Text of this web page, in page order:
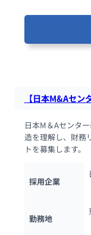
【日本M&Aセ
日本M＆Aセンタ
造を理解し、財務
トを募集します。
採用企業
勤務地